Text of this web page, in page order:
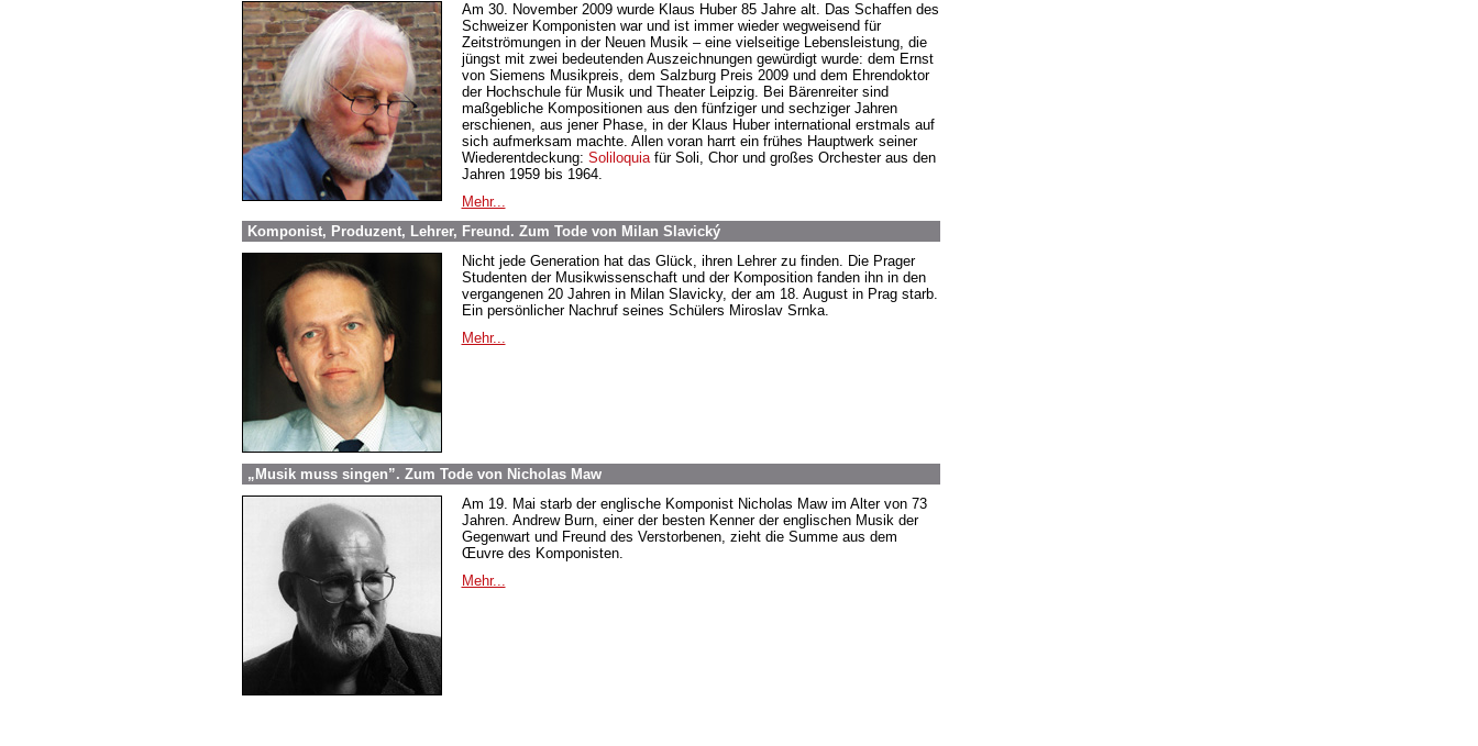
Am 30. November 2009 wurde Klaus Huber 85 Jahre alt. Das Schaffen des
Schweizer Komponisten war und ist immer wieder wegweisend für
Zeitströmungen in der Neuen Musik – eine vielseitige Lebensleistung, die
jüngst mit zwei bedeutenden Auszeichnungen gewürdigt wurde: dem Ernst
von Siemens Musikpreis, dem Salzburg Preis 2009 und dem Ehrendoktor
der Hochschule für Musik und Theater Leipzig. Bei Bärenreiter sind
maßgebliche Kompositionen aus den fünfziger und sechziger Jahren
erschienen, aus jener Phase, in der Klaus Huber international erstmals auf
sich aufmerksam machte. Allen voran harrt ein frühes Hauptwerk seiner
Wiederentdeckung: Soliloquia für Soli, Chor und großes Orchester aus den
Jahren 1959 bis 1964.
Mehr...
Komponist, Produzent, Lehrer, Freund. Zum Tode von Milan Slavický
Nicht jede Generation hat das Glück, ihren Lehrer zu finden. Die Prager
Studenten der Musikwissenschaft und der Komposition fanden ihn in den
vergangenen 20 Jahren in Milan Slavicky, der am 18. August in Prag starb.
Ein persönlicher Nachruf seines Schülers Miroslav Srnka.
Mehr...
„Musik muss singen”. Zum Tode von Nicholas Maw
Am 19. Mai starb der englische Komponist Nicholas Maw im Alter von 73
Jahren. Andrew Burn, einer der besten Kenner der englischen Musik der
Gegenwart und Freund des Verstorbenen, zieht die Summe aus dem
Œuvre des Komponisten.
Mehr...